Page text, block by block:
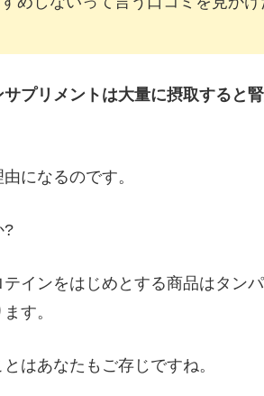
プリメントは大量に摂取すると
になるのです。
?
インをはじめとする商品はタン
す。
はあなたもご存じですね。